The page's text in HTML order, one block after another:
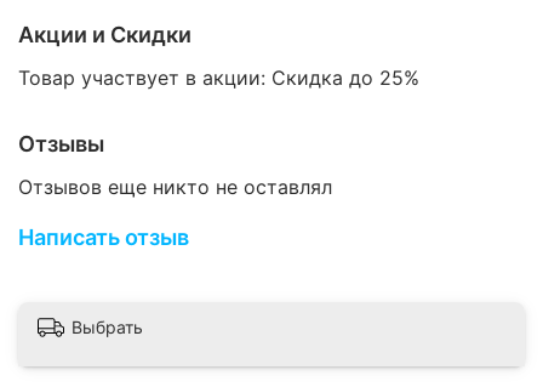
предупреждение развития стягивающих
рубцов после ожогов, операций
длительное статическое напряжение мышц
мозговых травм
Акции и Скидки
Товар участвует в акции: Скидка до 25%
Отзывы
Отзывов еще никто не оставлял
Написать отзыв
Выбрать